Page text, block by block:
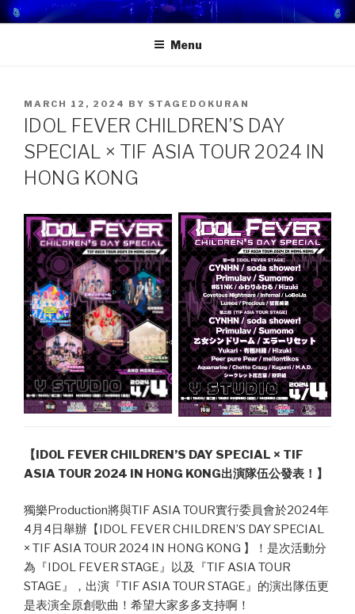
Skip
to
STAGE DOKURAN 獨樂地盤
一個屬於你的舞台！
Menu
POSTED
ON
MARCH 12, 2024 BY STAGEDOKURAN
IDOL FEVER CHILDREN’S DAY
SPECIAL × TIF ASIA TOUR 2024 IN
HONG KONG
【IDOL FEVER CHILDREN’S DAY SPECIAL × TIF
ASIA TOUR 2024 IN HONG KONG出演隊伍公發表！】
獨樂Production將與TIF ASIA TOUR實行委員會於2024年
4月4日舉辦【IDOL FEVER CHILDREN’S DAY SPECIAL
× TIF ASIA TOUR 2024 IN HONG KONG 】！是次活動分
為『IDOL FEVER STAGE』以及『TIF ASIA TOUR
STAGE』，出演『TIF ASIA TOUR STAGE』的演出隊伍更
是表演全原創歌曲！希望大家多多支持啊！